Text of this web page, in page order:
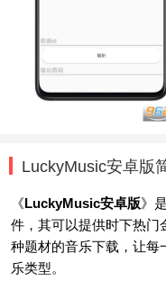
LuckyMusic安卓版
《LuckyMusic安卓版》
件，其可以提供时下热门
种题材的音乐下载，让每
乐类型。